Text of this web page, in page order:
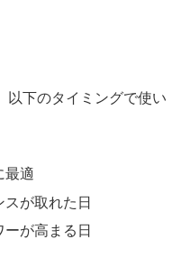
以下のタイミングで使い
最適
スが取れた日
ーが高まる日